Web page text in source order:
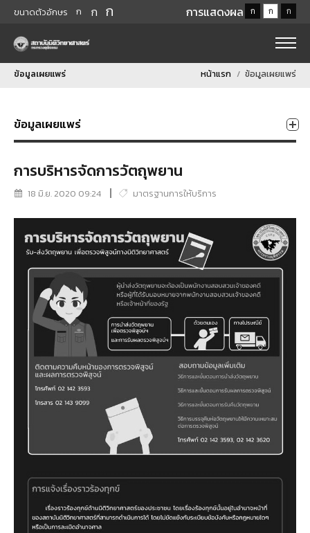
ขนาดตัวอักษร ก ก ก การแสดงผล ก ก ก
ข้อมูลเผยแพร่ หน้าแรก ข้อมูลเผยแพร่
ข้อมูลเผยแพร่
การบริหารจัดการวัตถุพยาน
18 มิ.ย. 2020 09:24 มาตรฐานการให้บริการ